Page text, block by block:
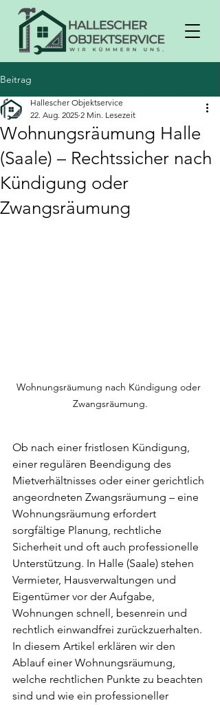
Beitrag
Wohnungsräumung Halle
(Saale) – Rechtssicher nach
Kündigung oder
Zwangsräumung
Hallescher Objektservice
22. Aug. 2025 2 Min. Lesezeit
Wohnungsräumung nach Kündigung oder
Zwangsräumung.
Ob nach einer fristlosen Kündigung,
einer regulären Beendigung des
Mietverhältnisses oder einer gerichtlich
angeordneten Zwangsräumung – eine
Wohnungsräumung erfordert
sorgfältige Planung, rechtliche
Sicherheit und oft auch professionelle
Unterstützung. In Halle (Saale) stehen
Vermieter, Hausverwaltungen und
Eigentümer vor der Aufgabe,
Wohnungen schnell, besenrein und
rechtlich einwandfrei zurückzuerhalten.
In diesem Artikel erklären wir den
Ablauf einer Wohnungsräumung,
welche rechtlichen Punkte zu beachten
sind und wie ein professioneller